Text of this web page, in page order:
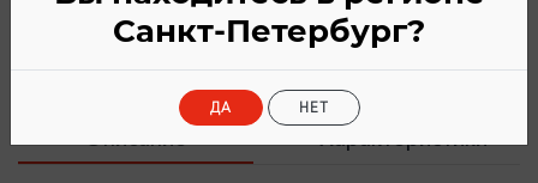
Описание Характеристики
Санкт-Петербург?
ДА НЕТ